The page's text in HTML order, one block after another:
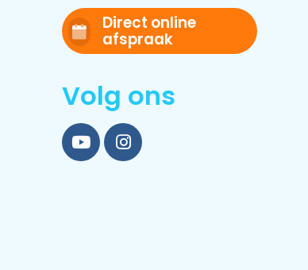
Direct online
afspraak
Volg ons
YouTubeInstagram